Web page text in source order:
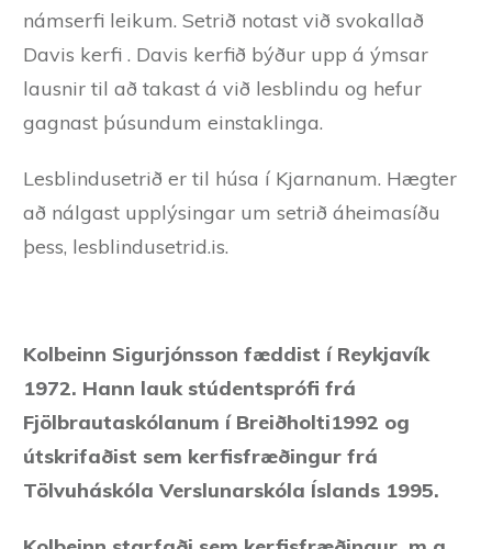
námserfi leikum. Setrið notast við svokallað
Davis kerfi . Davis kerfið býður upp á ýmsar
lausnir til að takast á við lesblindu og hefur
gagnast þúsundum einstaklinga.
Lesblindusetrið er til húsa í Kjarnanum. Hægter
að nálgast upplýsingar um setrið áheimasíðu
þess, lesblindusetrid.is.
Kolbeinn Sigurjónsson fæddist í Reykjavík
1972. Hann lauk stúdentsprófi frá
Fjölbrautaskólanum í Breiðholti1992 og
útskrifaðist sem kerfisfræðingur frá
Tölvuháskóla Verslunarskóla Íslands 1995.